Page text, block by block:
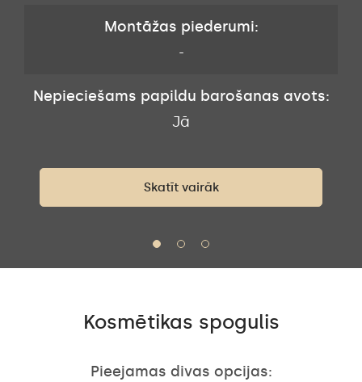
Montāžas piederumi:
-
Nepieciešams papildu barošanas avots:
Jā
Skatīt vairāk
Kosmētikas spogulis
Pieejamas divas opcijas: